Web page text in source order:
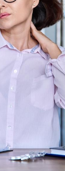
pourrait-il
propagation du
manger moins
pourrait
être bénéfique
et chaleur : ce
science